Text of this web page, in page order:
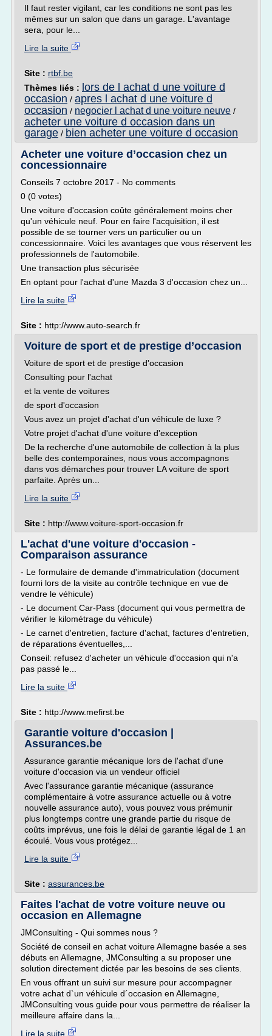
Il faut rester vigilant, car les conditions ne sont pas les
mêmes sur un salon que dans un garage. L'avantage
sera, pour le...
Lire la suite
Site : rtbf.be
Thèmes liés : lors de l achat d une voiture d
occasion / apres l achat d une voiture d
occasion / negocier l achat d une voiture neuve /
acheter une voiture d occasion dans un
garage / bien acheter une voiture d occasion
Acheter une voiture d’occasion chez un
concessionnaire
Conseils 7 octobre 2017 - No comments
0 (0 votes)
Une voiture d'occasion coûte généralement moins cher
qu'un véhicule neuf. Pour en faire l'acquisition, il est
possible de se tourner vers un particulier ou un
concessionnaire. Voici les avantages que vous réservent les
professionnels de l'automobile.
Une transaction plus sécurisée
En optant pour l'achat d'une Mazda 3 d'occasion chez un...
Lire la suite
Site : http://www.auto-search.fr
Voiture de sport et de prestige d’occasion
Voiture de sport et de prestige d'occasion
Consulting pour l'achat
et la vente de voitures
de sport d'occasion
Vous avez un projet d'achat d'un véhicule de luxe ?
Votre projet d'achat d'une voiture d'exception
De la recherche d'une automobile de collection à la plus
belle des contemporaines, nous vous accompagnons
dans vos démarches pour trouver LA voiture de sport
parfaite. Après un...
Lire la suite
Site : http://www.voiture-sport-occasion.fr
L'achat d'une voiture d'occasion -
Comparaison assurance
- Le formulaire de demande d'immatriculation (document
fourni lors de la visite au contrôle technique en vue de
vendre le véhicule)
- Le document Car-Pass (document qui vous permettra de
vérifier le kilométrage du véhicule)
- Le carnet d'entretien, facture d'achat, factures d'entretien,
de réparations éventuelles,...
Conseil: refusez d'acheter un véhicule d'occasion qui n'a
pas passé le...
Lire la suite
Site : http://www.mefirst.be
Garantie voiture d'occasion |
Assurances.be
Assurance garantie mécanique lors de l'achat d'une
voiture d'occasion via un vendeur officiel
Avec l'assurance garantie mécanique (assurance
complémentaire à votre assurance actuelle ou à votre
nouvelle assurance auto), vous pouvez vous prémunir
plus longtemps contre une grande partie du risque de
coûts imprévus, une fois le délai de garantie légal de 1 an
écoulé. Vous vous protégez...
Lire la suite
Site : assurances.be
Faites l'achat de votre voiture neuve ou
occasion en Allemagne
JMConsulting - Qui sommes nous ?
Société de conseil en achat voiture Allemagne basée a ses
débuts en Allemagne, JMConsulting a su proposer une
solution directement dictée par les besoins de ses clients.
En vous offrant un suivi sur mesure pour accompagner
votre achat d`un véhicule d´occasion en Allemagne,
JMConsulting vous guide pour vous permettre de réaliser la
meilleure affaire dans la...
Lire la suite